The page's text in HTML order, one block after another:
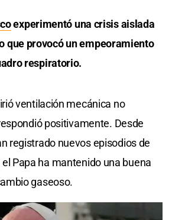
experimentó una crisis aislada
que provocó un empeoramiento
respiratorio.
ventilación mecánica no
positivamente. Desde
registrado nuevos episodios de
Papa ha mantenido una buena
gaseoso.